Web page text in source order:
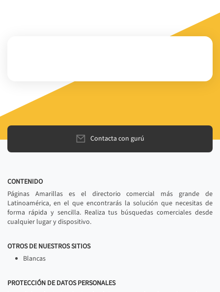
Contacta con gurú
CONTENIDO
Páginas Amarillas es el directorio comercial más grande de
Latinoamérica, en el que encontrarás la solución que necesitas de
forma rápida y sencilla. Realiza tus búsquedas comerciales desde
cualquier lugar y dispositivo.
OTROS DE NUESTROS SITIOS
Blancas
PROTECCIÓN DE DATOS PERSONALES